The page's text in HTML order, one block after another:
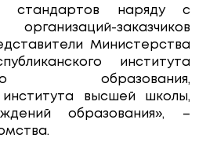
стандартов наряду с
заказчиков
Министерства
института
образования,
института высшей школы,
образования», –